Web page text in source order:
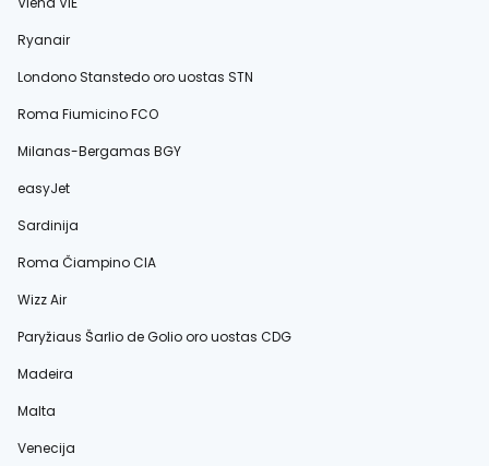
Ryanair
Londono Stanstedo oro uostas STN
Roma Fiumicino FCO
Milanas-Bergamas BGY
easyJet
Sardinija
Roma Čiampino CIA
Wizz Air
Paryžiaus Šarlio de Golio oro uostas CDG
Madeira
Malta
Venecija